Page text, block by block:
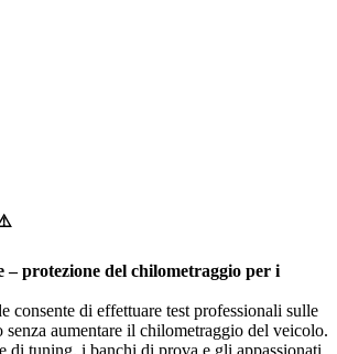
protezione del chilometraggio per i
consente di effettuare test professionali sulle
senza aumentare il chilometraggio del veicolo.
di tuning, i banchi di prova e gli appassionati